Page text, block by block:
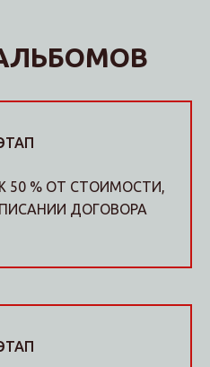
% ОТ СТОИМОСТИ,
ДОГОВОРА